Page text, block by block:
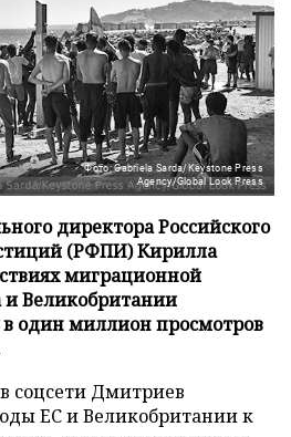
Фото: Gabriela Sarda/Keystone Press
Agency/Global Look Press
директора Российского
(РФПИ) Кирилла
миграционной
и Великобритании
один миллион просмотров
соцсети Дмитриев
ЕС и Великобритании к